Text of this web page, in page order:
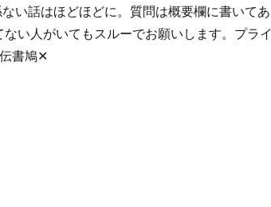
い話はほどほどに。質問は概要欄に書いてあ
い人がいてもスルーでお願いします。プライ
書鳩✕